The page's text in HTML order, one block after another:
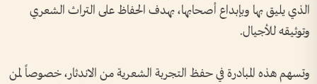
الذي يليق بها وبإبداع أصحابها، بهدف الحفاظ على التراث الشعري
وتوثيقه للأجيال.
وتسهم هذه المبادرة في حفظ التجربة الشعرية من الاندثار، خصوصاً لمن